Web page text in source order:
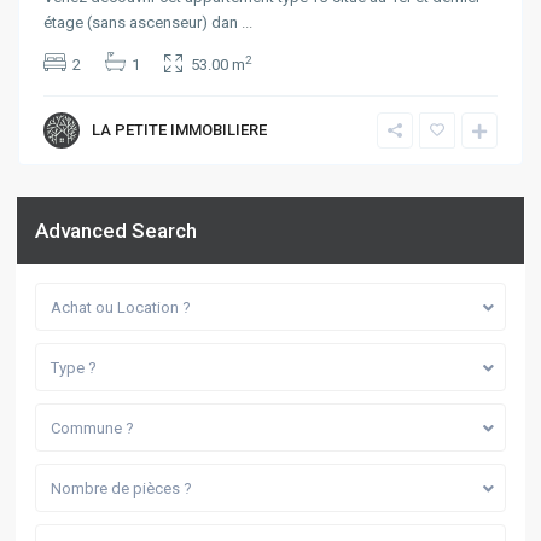
étage (sans ascenseur) dan ...
2 1 53.00 m2
LA PETITE IMMOBILIERE
Advanced Search
Achat ou Location ?
Type ?
Commune ?
Nombre de pièces ?